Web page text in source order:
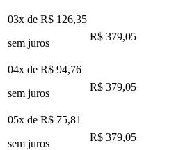
03x de R$ 126,35
sem juros
R$ 379,05
04x de R$ 94,76
sem juros
R$ 379,05
05x de R$ 75,81
sem juros
R$ 379,05